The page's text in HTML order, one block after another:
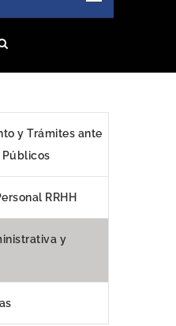
y Trámites ante
Públicos
RRHH
y